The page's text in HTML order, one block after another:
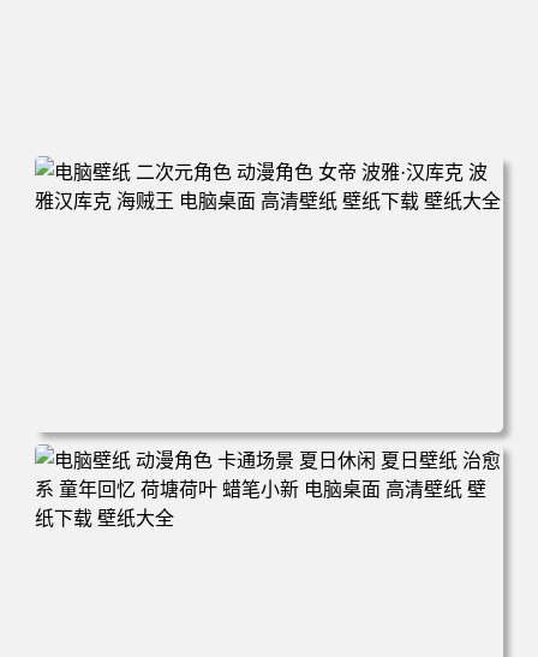
电脑壁纸 二次元角色 动漫角色 女帝 波雅·汉库克 波雅汉库
克 海贼王 电脑桌面 高清壁纸 壁纸下载 壁纸大全